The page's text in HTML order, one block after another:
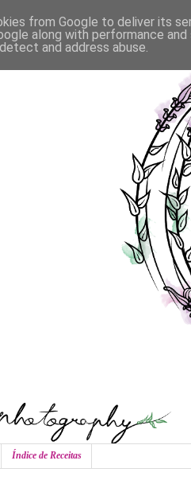
Índice de Receitas
from Google to deliver its
along with performance
and address abuse.